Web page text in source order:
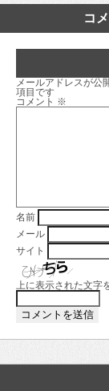
コ
メールアドレスが公
項目です
コメント ※
名前
メール
サイト
上に表示された文字